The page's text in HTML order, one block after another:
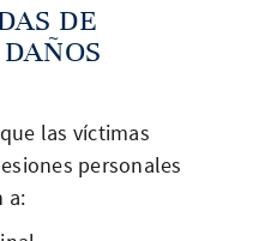
DE
las víctimas
personales
a: